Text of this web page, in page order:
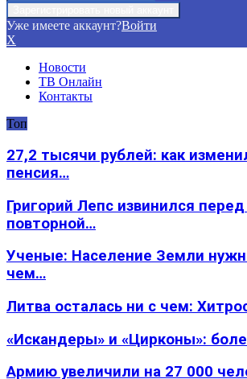
Уже имеете аккаунт?Войти
X
Новости
ТВ Онлайн
Контакты
Топ
27,2 тысячи рублей: как
пенсия…
Григорий Лепс извинился
повторной…
Ученые: Население Земли
чем…
Литва осталась ни с чем:
«Искандеры» и «Цирконы»:
Армию увеличили на 27 000